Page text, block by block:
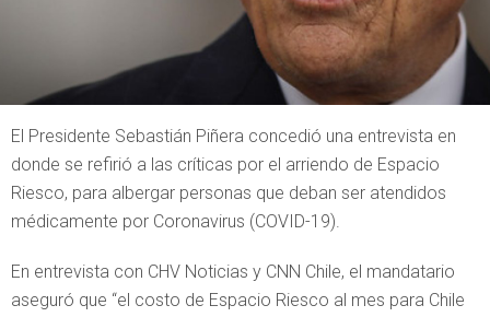
El Presidente Sebastián Piñera concedió una entrevista en
donde se refirió a las críticas por el arriendo de Espacio
Riesco, para albergar personas que deban ser atendidos
médicamente por Coronavirus (COVID-19).
En entrevista con CHV Noticias y CNN Chile, el mandatario
aseguró que “el costo de Espacio Riesco al mes para Chile